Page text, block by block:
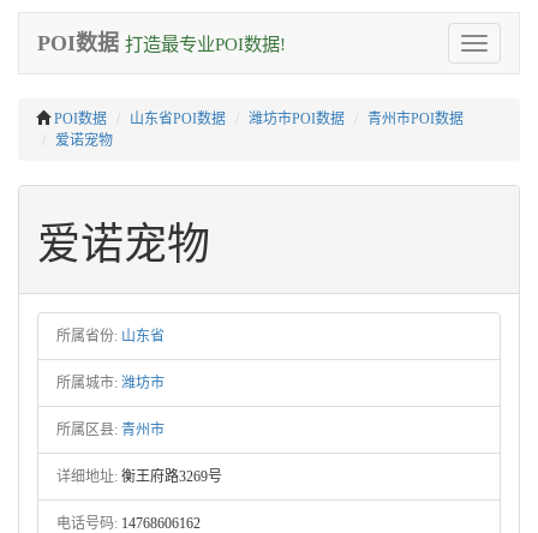
Toggle
navigation
POI数据 打造最专业POI数据!
POI数据 山东省POI数据 潍坊市POI数据
青州市POI数据
爱诺宠物
爱诺宠物
所属省份: 山东省
所属城市: 潍坊市
所属区县: 青州市
详细地址: 衡王府路3269号
电话号码: 14768606162